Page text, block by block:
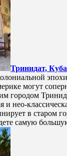
Тринидат, Куба
могут
городом
и нео-
в старом
самую